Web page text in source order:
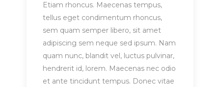
Etiam rhoncus. Maecenas tempus,
tellus eget condimentum rhoncus,
sem quam semper libero, sit amet
adipiscing sem neque sed ipsum. Nam
quam nunc, blandit vel, luctus pulvinar,
hendrerit id, lorem. Maecenas nec odio
et ante tincidunt tempus. Donec vitae